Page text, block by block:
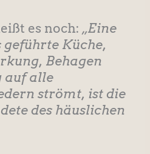
es noch: „Eine
Küche,
Behagen
auf alle
strömt, ist die
des häuslichen